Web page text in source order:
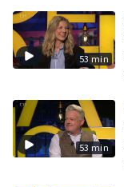
53 min
53 min